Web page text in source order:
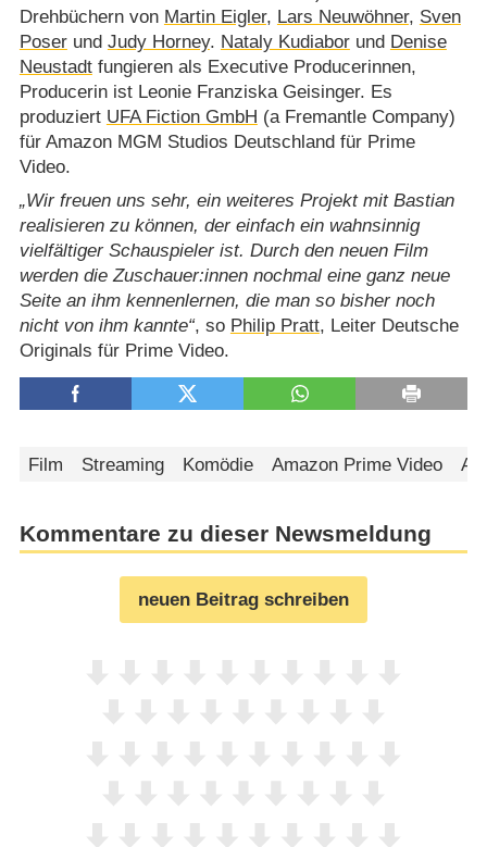
Drehbüchern von Martin Eigler, Lars Neuwöhner, Sven
Poserund Judy Horney. Nataly Kudiaborund Denise
Neustadtfungieren als Executive Producerinnen,
Producerin ist Leonie Franziska Geisinger. Es
produziert UFA Fiction GmbH (a Fremantle Company)
für Amazon MGM Studios Deutschland für Prime
Video.
Wir freuen uns sehr, ein weiteres Projekt mit Bastian
realisieren zu können, der einfach ein wahnsinnig
vielfältiger Schauspieler ist. Durch den neuen Film
werden die Zuschauer:innen nochmal eine ganz neue
Seite an ihm kennenlernen, die man so bisher noch
nicht von ihm kannte , so Philip Pratt, Leiter Deutsche
Originals für Prime Video.
Film Streaming Komödie Amazon Prime Video
Kommentare zu dieser Newsmeldung
neuen Beitrag schreiben